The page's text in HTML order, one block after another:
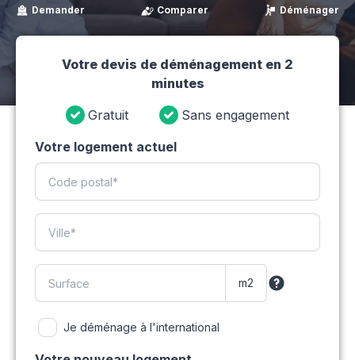
Demander Comparer Déménager
Votre devis de déménagement en 2
minutes
Gratuit
Sans engagement
Votre logement actuel
Je déménage à l'international